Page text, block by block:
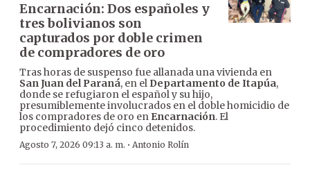
Encarnación: Dos españoles y
tres bolivianos son
capturados por doble crimen
de compradores de oro
Tras horas de suspenso fue allanada una vivienda en
San Juan del Paraná, en el Departamento de Itapúa,
donde se refugiaron el español y su hijo,
presumiblemente involucrados en el doble homicidio de
los compradores de oro en Encarnación. El
procedimiento dejó cinco detenidos.
Agosto 7, 2026 09:13 a. m. · Antonio Rolín